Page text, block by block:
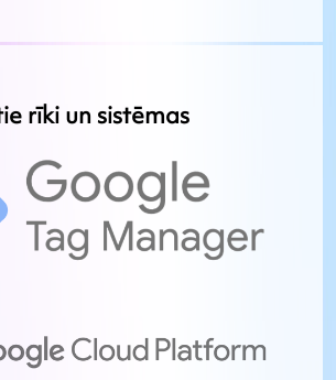
rīki un sistēmas